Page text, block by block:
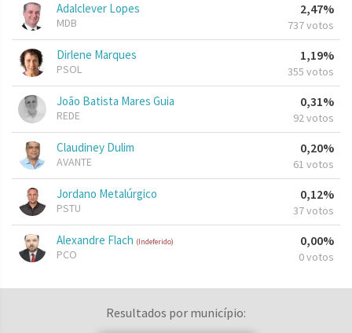
Adalclever Lopes
MDB
2,47%
737 votos
Dirlene Marques
PSOL
1,19%
355 votos
João Batista Mares Guia
REDE
0,31%
92 votos
Claudiney Dulim
AVANTE
0,20%
61 votos
Jordano Metalúrgico
PSTU
0,12%
37 votos
Alexandre Flach (Indeferido)
PCO
0,00%
0 votos
Resultados por município: